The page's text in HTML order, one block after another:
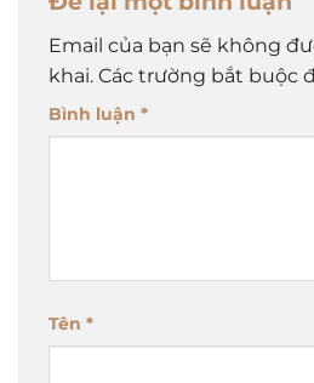
Email của bạn sẽ không
khai. Các trường bắt buộc
Bình luận *
Tên *